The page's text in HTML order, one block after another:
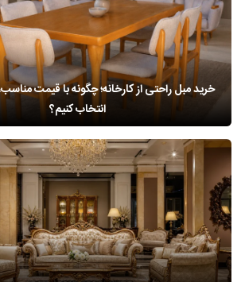
خرید مبل راحتی از کارخانه؛ چگونه با قیمت
انتخاب کنیم؟